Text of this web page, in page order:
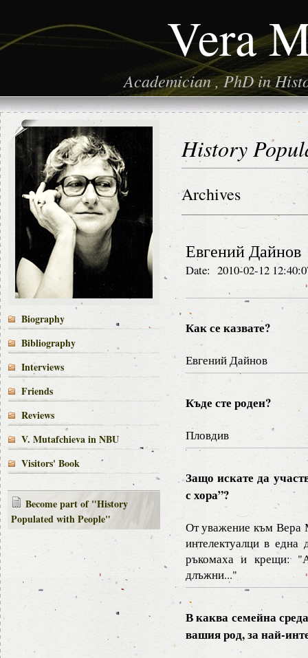
Vera
Academician , PhD in
Biography
Bibliography
Interviews
Friends
Reviews
V. Mutafchieva in NBU
Visitors' Book
Become part of "History
Populated with People"
History
Archives
Евгений Дайнов
Date: 2010-02-12
Как се казвате?
Евгений Дайнов
Къде сте роден?
Пловдив
Защо искате да
с хора”?
От уважение към Вера
интелектуалци в
ръкомаха и крещи:
длъжни..."
В каква семейна
вашия род, за най-